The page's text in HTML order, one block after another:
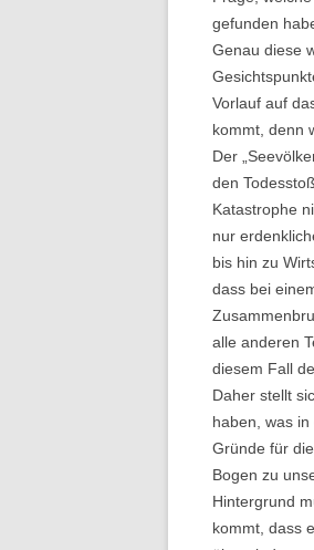
gefunden
Genau diese
Vorlauf auf
kommt, denn
Der
den
Katastrophe
nur
bis hin zu
dass bei
alle anderen
diesem Fall
Daher stellt
haben, was
Gründe für
Bogen zu
Hintergrund
kommt, dass